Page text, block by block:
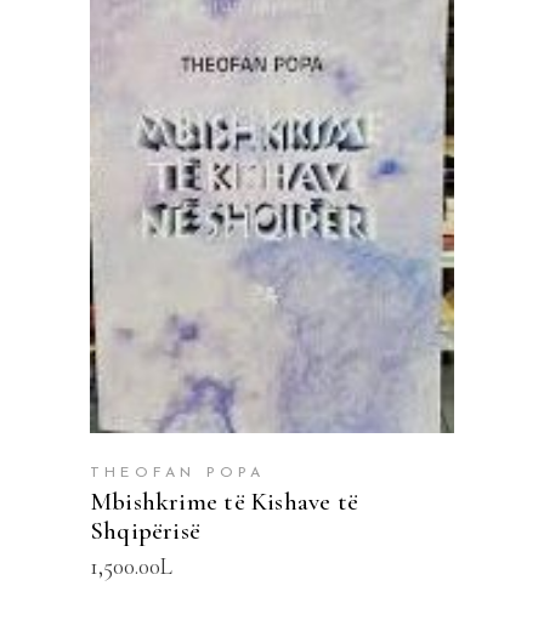
SHTOJE NË SHPORTË
THEOFAN POPA
Mbishkrime të Kishave të
Shqipërisë
1,500.00L